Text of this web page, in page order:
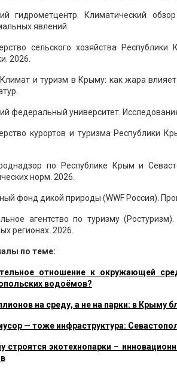
гидрометцентр. Климатический
явлений.
сельского хозяйства
2026.
и туризм в Крыму: как жара
федеральный университет.
курортов и туризма Республики
по Республике Крым и
норм. 2026.
фонд дикой природы (WWF Россия).
агентство по туризму
регионах. 2026.
по теме:
отношение к окружающей
водоёмов?
на среду, а не на парки: в Крыму
— тоже инфраструктура:
строятся экотехнопарки –